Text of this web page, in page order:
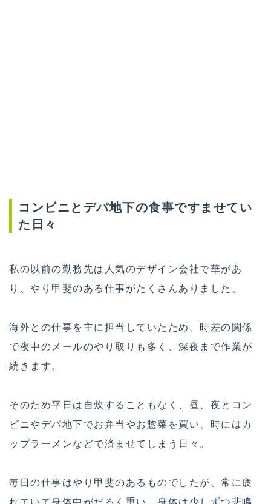
コンビニとデパ地下の食事ですませてい
た日々
私の以前の勤務先は人気のデザイン会社で華があ
り、やり甲斐のある仕事がたくさんありました。
海外との仕事を主に担当していたため、時差の関係
で夜中のメールのやり取りも多く、深夜まで作業が
続きます。
そのため平日は自炊することもなく、昼、夜とコン
ビニやデパ地下でお弁当やお惣菜を買い、時にはカ
ップラーメンなどで済ませてしまう日々。
毎日の仕事はやり甲斐のあるものでしたが、常に疲
れていて身体中がだるく重い、身体は少しずつ悲鳴